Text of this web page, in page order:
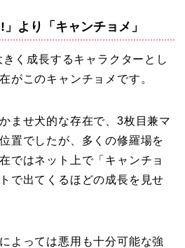
より「キャンチョメ」
く成長するキャラクターとし
がこのキャンチョメです。
ませ犬的な存在で、3枚目兼マ
置でしたが、多くの修羅場を
ではネット上で「キャンチョ
で出てくるほどの成長を見せ
よっては悪用も十分可能な強